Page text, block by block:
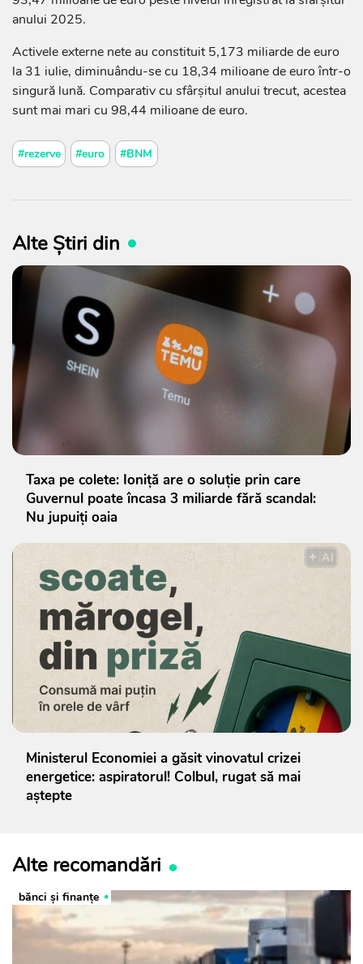
anului 2025.
Activele externe nete au constituit 5,173 miliarde de euro
la 31 iulie, diminuându-se cu 18,34 milioane de euro într-o
singură lună. Comparativ cu sfârșitul anului trecut, acestea
sunt mai mari cu 98,44 milioane de euro.
#rezerve #euro #BNM
Alte Știri din
Taxa pe colete: Ioniță are o soluție prin care
Guvernul poate încasa 3 miliarde fără scandal:
Nu jupuiți oaia
Ministerul Economiei a găsit vinovatul crizei
energetice: aspiratorul! Colbul, rugat să mai
aștepte
Alte recomandări
bănci şi finanţe